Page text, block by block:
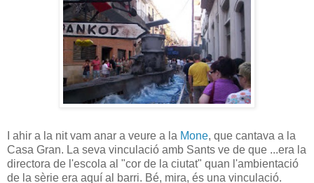
I ahir a la nit vam anar a veure a la Mone, que cantava a la
Casa Gran. La seva vinculació amb Sants ve de que ...era la
directora de l'escola al "cor de la ciutat" quan l'ambientació
de la sèrie era aquí al barri. Bé, mira, és una vinculació.